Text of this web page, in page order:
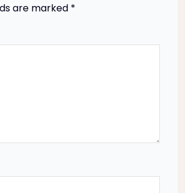
are marked *